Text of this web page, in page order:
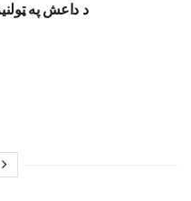
د داعش په